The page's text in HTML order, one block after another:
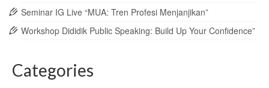
Seminar IG Live “MUA: Tren Profesi Menjanjikan”
Workshop Dididik Public Speaking: Build Up Your Confidence”
Categories